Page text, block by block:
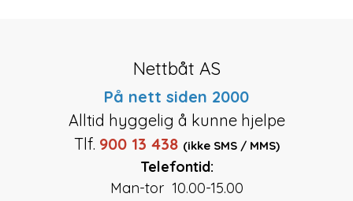
Nettbåt AS
På nett siden 2000
Alltid hyggelig å kunne hjelpe
Tlf. 900 13 438 (ikke SMS / MMS)
Telefontid:
Man-tor 10.00-15.00